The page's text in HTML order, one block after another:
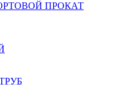
ПРОКАТ